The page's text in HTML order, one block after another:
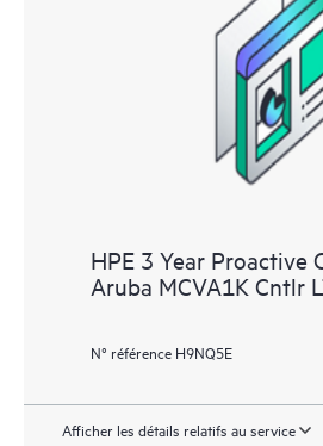
fournit une liste de recommandations
infrastructure couverte par HPE
versions recommandés. Vous recevrez
analyse proactive de vos appareils
Care pour identifier et résoudre les
HPE Proactive Care génère également
HPE 3 Year Proactive
Aruba MCVA1K Cntlr
N° référence H9NQ5E
Afficher les détails relatifs au service